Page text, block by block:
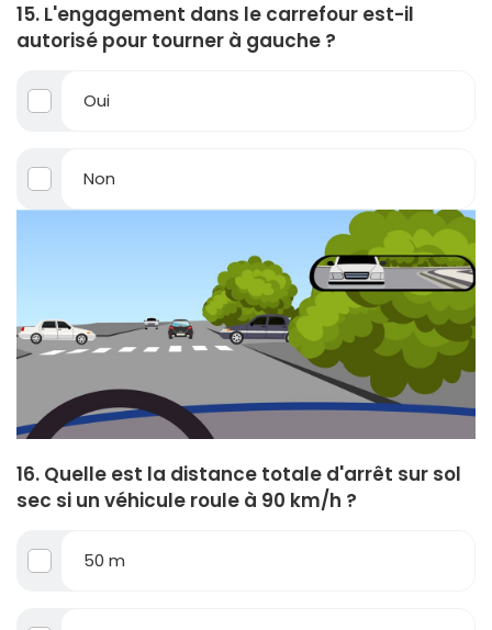
15. L'engagement dans le carrefour est-il
autorisé pour tourner à gauche ?
Oui
Non
16. Quelle est la distance totale d'arrêt sur sol
sec si un véhicule roule à 90 km/h ?
50 m